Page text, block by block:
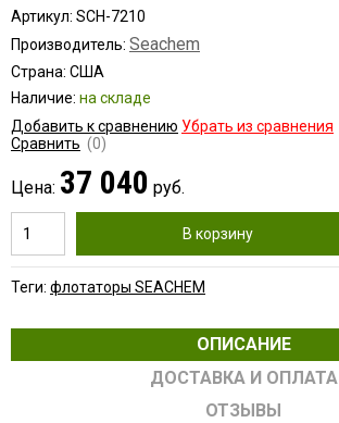
Артикул: SCH-7210
Производитель: Seachem
Страна: США
Наличие: на складе
Добавить к сравнению Убрать из сравнения
Сравнить (0)
Цена: 37 040 руб.
В корзину
Теги: флотаторы SEACHEM
ОПИСАНИЕ
ДОСТАВКА И ОПЛАТА
ОТЗЫВЫ